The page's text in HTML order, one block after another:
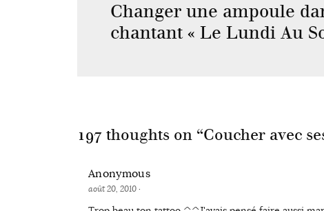
Changer une ampoule
chantant « Le Lundi Au
197 thoughts on “Coucher avec
Anonymous
août 20, 2010·